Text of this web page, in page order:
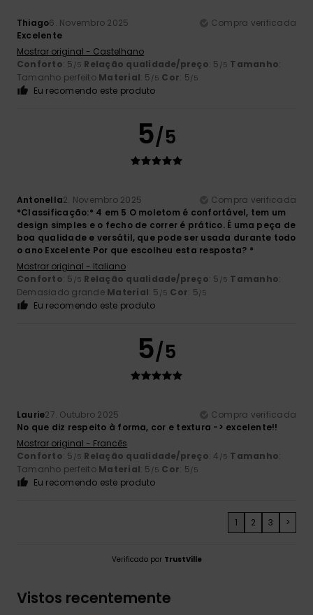
Thiago6. Novembro 2025
Compra verificada
Excelente
Mostrar original - Castelhano
Conforto: 5 /5 Relação qualidade/preço: 5 /5 Tamanho:
Tamanho perfeito Material: 5 /5 Cor: 5/5
Eu recomendo este produto
5/5
Antonella2. Novembro 2025
Compra verificada
*Classificação:* 4 em 5 O moletom é confortável, tem um
design simples e o fecho de correr é prático. É uma peça de
boa qualidade e versátil, que pode ser usada durante todo
o ano Excelente Por que escolheu esta resposta? *
Mostrar original - Italiano
Conforto: 5 /5 Relação qualidade/preço: 5 /5 Tamanho:
Demasiado grande Material: 5 /5 Cor: 5/5
Eu recomendo este produto
5/5
Laurie27. Outubro 2025
Compra verificada
No que diz respeito à forma, cor e textura -> excelente!!
Mostrar original - Francês
Conforto: 5 /5 Relação qualidade/preço: 4 /5 Tamanho:
Tamanho perfeito Material: 5 /5 Cor: 5/5
Eu recomendo este produto
1 2 3 >
Verificado por TrustVille
Vistos recentemente